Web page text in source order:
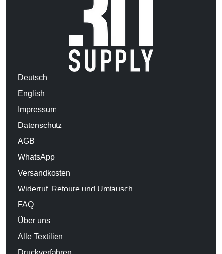
Deutsch
English
Impressum
Datenschutz
AGB
WhatsApp
Versandkosten
Widerruf, Retoure und Umtausch
FAQ
Über uns
Alle Textilien
Druckverfahren